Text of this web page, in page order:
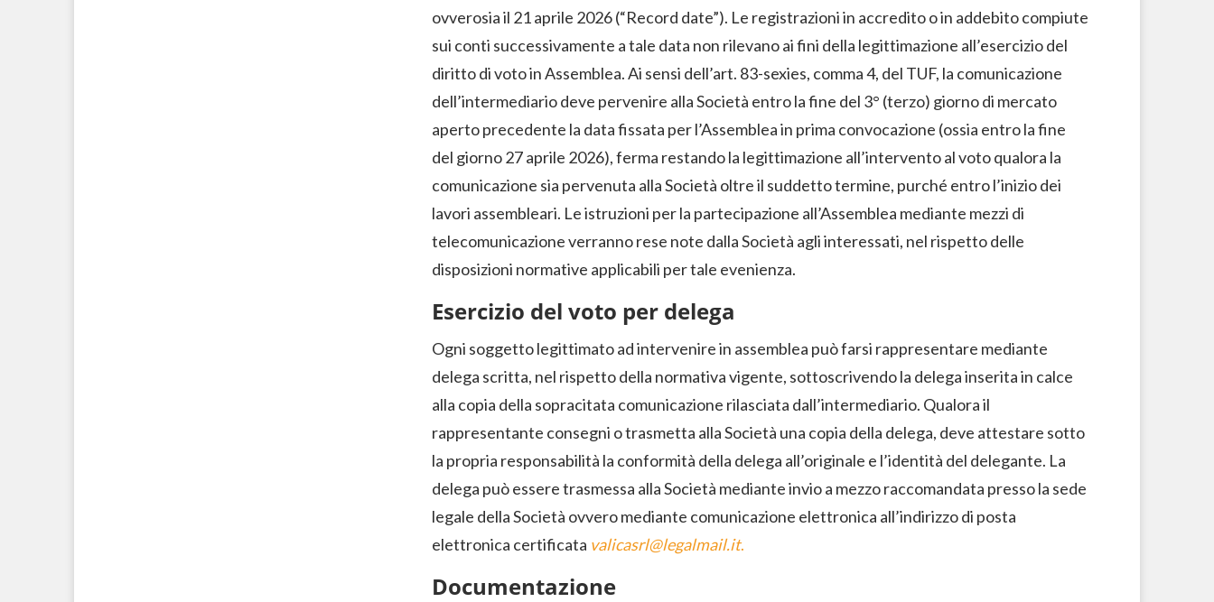
ovverosia il 21 aprile 2026 (“Record date”). Le registrazioni in accredito o in addebito compiute
sui conti successivamente a tale data non rilevano ai fini della legittimazione all’esercizio del
diritto di voto in Assemblea. Ai sensi dell’art. 83-sexies, comma 4, del TUF, la comunicazione
dell’intermediario deve pervenire alla Società entro la fine del 3° (terzo) giorno di mercato
aperto precedente la data fissata per l’Assemblea in prima convocazione (ossia entro la fine
del giorno 27 aprile 2026), ferma restando la legittimazione all’intervento al voto qualora la
comunicazione sia pervenuta alla Società oltre il suddetto termine, purché entro l’inizio dei
lavori assembleari. Le istruzioni per la partecipazione all’Assemblea mediante mezzi di
telecomunicazione verranno rese note dalla Società agli interessati, nel rispetto delle
disposizioni normative applicabili per tale evenienza.
Esercizio del voto per delega
Ogni soggetto legittimato ad intervenire in assemblea può farsi rappresentare mediante
delega scritta, nel rispetto della normativa vigente, sottoscrivendo la delega inserita in calce
alla copia della sopracitata comunicazione rilasciata dall’intermediario. Qualora il
rappresentante consegni o trasmetta alla Società una copia della delega, deve attestare sotto
la propria responsabilità la conformità della delega all’originale e l’identità del delegante. La
delega può essere trasmessa alla Società mediante invio a mezzo raccomandata presso la sede
legale della Società ovvero mediante comunicazione elettronica all’indirizzo di posta
elettronica certificata valicasrl@legalmail.it.
Documentazione